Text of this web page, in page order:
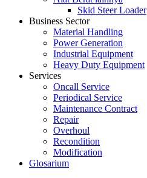
Skid Steer Loader
Business Sector
Material Handling
Power Generation
Industrial Equipment
Heavy Duty Equipment
Services
Oncall Service
Periodical Service
Maintenance Contract
Repair
Overhoul
Recondition
Modification
Glosarium